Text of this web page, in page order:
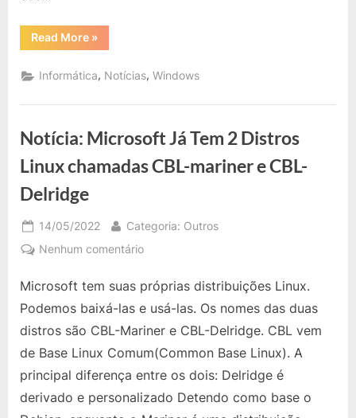
disco
mais
Read More“Microsoft
Edge
Windows
10
11
novo
recurso
cache
disco
mais
»
Informática, Notícias,Windows
Notícia: Microsoft Já Tem 2 Distros
Linux chamadas CBL-mariner e CBL-
Delridge
Posted
on
14/05/2022 By
Categoria: Outros
Nenhum comentárioem
Microsoft
Já
Distros
Linux
chamadas
CBL-
Microsoft tem suas próprias distribuições Linux.
Podemos baixá-las e usá-las. Os nomes das duas
distros são CBL-Mariner e CBL-Delridge. CBL vem
de Base Linux Comum(Common Base Linux). A
principal diferença entre os dois: Delridge é
derivado e personalizado Detendo como base o